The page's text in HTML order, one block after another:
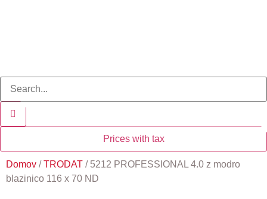
Prices with tax
Domov /TRODAT / 5212 PROFESSIONAL 4.0 z modro
blazinico 116 x 70 ND